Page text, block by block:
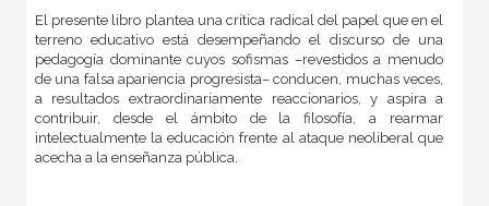
El presente libro plantea una crítica radical del papel que en el
terreno educativo está desempeñando el discurso de una
pedagogía dominante cuyos sofismas –revestidos a menudo
de una falsa apariencia progresista– conducen, muchas veces,
a resultados extraordinariamente reaccionarios, y aspira a
contribuir, desde el ámbito de la filosofía, a rearmar
intelectualmente la educación frente al ataque neoliberal que
acecha a la enseñanza pública.